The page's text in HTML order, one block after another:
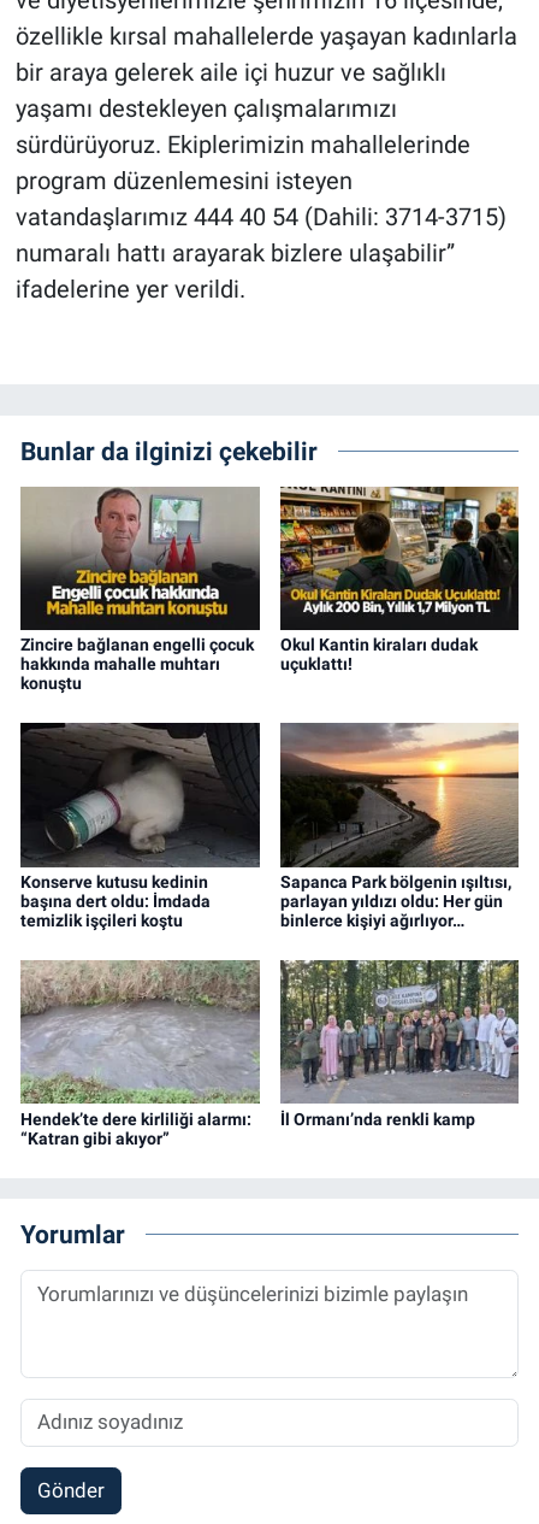
özellikle kırsal mahallelerde yaşayan kadınlarla
bir araya gelerek aile içi huzur ve sağlıklı
yaşamı destekleyen çalışmalarımızı
sürdürüyoruz. Ekiplerimizin mahallelerinde
program düzenlemesini isteyen
vatandaşlarımız 444 40 54 (Dahili: 3714-3715)
numaralı hattı arayarak bizlere ulaşabilir”
ifadelerine yer verildi.
Bunlar da ilginizi çekebilir
Zincire bağlanan engelli çocuk
hakkında mahalle muhtarı
konuştu
Okul Kantin kiraları dudak
uçuklattı!
Konserve kutusu kedinin
başına dert oldu: İmdada
temizlik işçileri koştu
Sapanca Park bölgenin ışıltısı,
parlayan yıldızı oldu: Her gün
binlerce kişiyi ağırlıyor…
Hendek’te dere kirliliği alarmı:
“Katran gibi akıyor”
İl Ormanı’nda renkli kamp
Yorumlar
Gönder